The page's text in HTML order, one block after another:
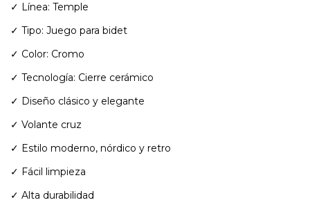
✓ Línea: Temple
✓ Tipo: Juego para bidet
✓ Color: Cromo
✓ Tecnología: Cierre cerámico
✓ Diseño clásico y elegante
✓ Volante cruz
✓ Estilo moderno, nórdico y retro
✓ Fácil limpieza
✓ Alta durabilidad